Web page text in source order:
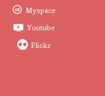
Myspace
Youtube
Flickr